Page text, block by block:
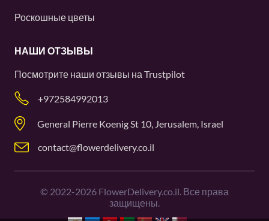
Роскошные цветы
НАШИ ОТЗЫВЫ
Посмотрите наши отзывы на Trustpilot
+972584992013
General Pierre Koenig St 10, Jerusalem, Israel
contact@flowerdelivery.co.il
© 2022-2026 FlowerDelivery.co.il. Все права
защищены.